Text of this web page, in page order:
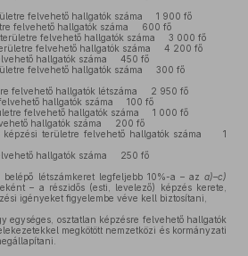
felvehető hallgatók száma 1 900 fő
felvehető hallgatók száma 600 fő
területre felvehető hallgatók száma 3 000 fő
felvehető hallgatók száma 4 200 fő
hallgatók száma 450 fő
felvehető hallgatók száma 300 fő
felvehető hallgatók létszáma 2 950 fő
hallgatók száma 100 fő
felvehető hallgatók száma 1 000 fő
hallgatók száma 200 fő
képzési területre felvehető hallgatók száma 1
hallgatók száma 250 fő
létszámkeret legfeljebb 10%-a – az a)–c)
– a részidős (esti, levelező) képzés kerete,
igényeket figyelembe véve kell biztosítani,
egységes, osztatlan képzésre felvehető hallgatók
megkötött nemzetközi és kormányzati